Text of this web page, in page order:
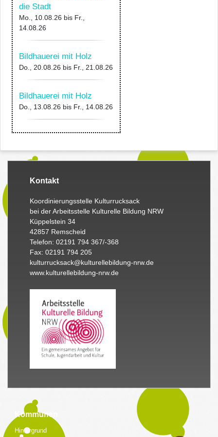
die Stadt
Mo., 10.08.26 bis Fr.,
14.08.26
Bildhauerei mit Holz
Do., 20.08.26 bis Fr., 21.08.26
Bildhauerei mit Holz
Do., 13.08.26 bis Fr., 14.08.26
Kontakt
Koordinierungsstelle Kulturrucksack
bei der Arbeitsstelle Kulturelle Bildung NRW
Küppelstein 34
42857 Remscheid
Telefon: 02191 794 367/-368
Fax: 02191 794 205
kulturrucksack@kulturellebildung-nrw.de
www.kulturellebildung-nrw.de
Kommunen
Hintergrund